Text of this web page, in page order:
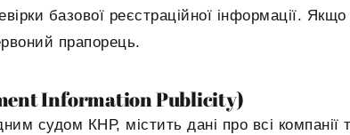
базової реєстраційної інформації. Якщо
прапорець.
Information Publicity)
судом КНР, містить дані про всі компанії